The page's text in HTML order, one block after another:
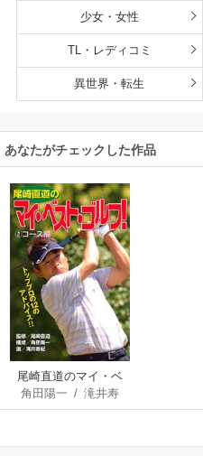
少女・女性
TL・レディコミ
異世界・転生
あなたがチェックした作品
尾崎直道のマイ・ベ
スト・ゴルフ!(2)コー
ス編
角田陽一 /滝井寿
紀/尾崎直道